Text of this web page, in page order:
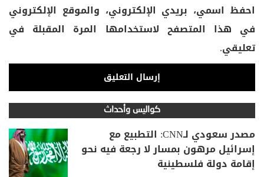
احفظ اسمي، بريدي الإلكتروني، والموقع الإلكتروني
في هذا المتصفح لاستخدامها المرة المقبلة في
تعليقي.
كواليس وأحداث
مصدر سعودي لـCNN: التطبيع مع
إسرائيل مرهون بمسار لا رجعة فيه نحو
إقامة دولة فلسطينية